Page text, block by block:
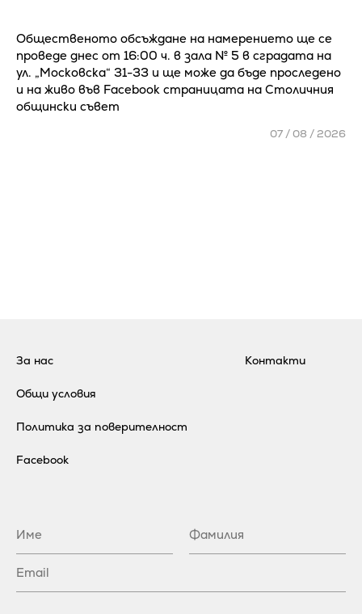
Общественото обсъждане на намерението ще се
проведе днес от 16:00 ч. в зала № 5 в сградата на
ул. „Московска“ 31-33 и ще може да бъде проследено
и на живо във Facebook страницата на Столичния
общински съвет
07 / 08 / 2026
За нас
Общи условия
Политика за поверителност
Контакти
Facebook